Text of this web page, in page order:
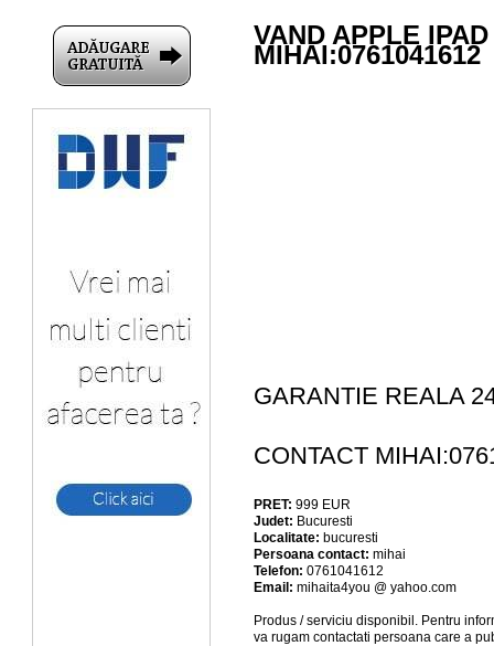
VAND APPLE
MIHAI:0761041612
GARANTIE REALA
CONTACT
PRET: 999 EUR
Judet: Bucuresti
Localitate: bucuresti
Persoana contact: mihai
Telefon: 0761041612
Email: mihaita4you @ yahoo.com
Produs / serviciu disponibil . Pentru
va rugam contactati persoana care a